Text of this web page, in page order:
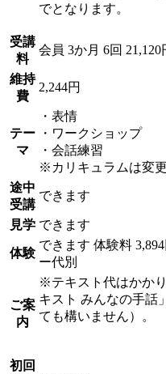
でとなります。
受講
料
会員 3か月 6回 21,120
維持
費
2,244円
テー
マ
・表情
・ワークショップ
・会話練習
※カリキュラムは変
途中
受講
できます
見学 できます
体験
できます 体験料
ー代別
ご案
内
※テキスト代はかか
キスト みんなの手話
ても構いません）。
初回